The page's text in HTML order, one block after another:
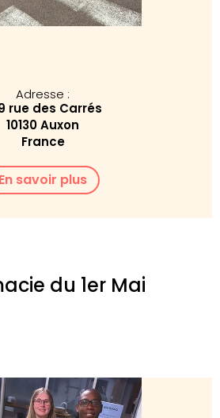
Adresse :
rue des Carrés
10130 Auxon
France
En savoir plus
du 1er Mai